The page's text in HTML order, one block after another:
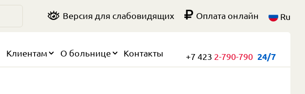
Версия для слабовидящих Оплата онлайн Ru
Клиентам О больнице Контакты +7 423 2-790-790 24/7